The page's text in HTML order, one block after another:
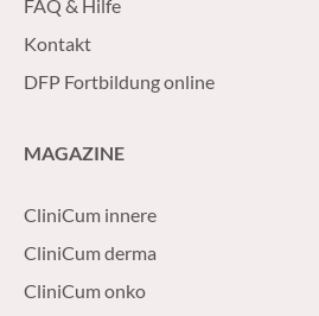
FAQ & Hilfe
Kontakt
DFP Fortbildung online
MAGAZINE
CliniCum innere
CliniCum derma
CliniCum onko